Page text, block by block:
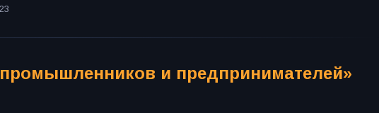
и предпринимателей»